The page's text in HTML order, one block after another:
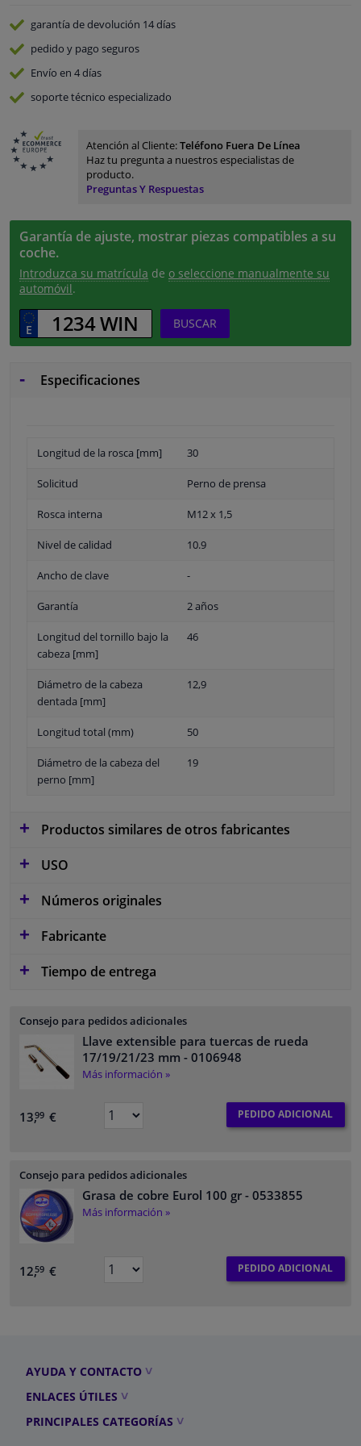
garantía de devolución 14 días
pedido y pago seguros
Envío en 4 días
soporte técnico especializado
Atención al Cliente:Teléfono Fuera De Línea
Haz tu pregunta a nuestros especialistas de
producto.
Preguntas Y Respuestas
Garantía de ajuste, mostrar piezas compatibles a su
coche.
Introduzca su matrícula de o seleccione manualmente su
automóvil.
BUSCAR
Especificaciones
Longitud de la rosca [mm] 30
Solicitud Perno de prensa
Rosca interna M12 x 1,5
Nivel de calidad 10.9
Ancho de clave -
Garantía 2 años
Longitud del tornillo bajo la
cabeza [mm]
46
Diámetro de la cabeza
dentada [mm]
12,9
Longitud total (mm) 50
Diámetro de la cabeza del
perno [mm]
19
Productos similares de otros fabricantes
USO
Números originales
Fabricante
Tiempo de entrega
Consejo para pedidos adicionales
Llave extensible para tuercas de rueda
17/19/21/23 mm - 0106948
Más información »
13,99 € PEDIDO ADICIONAL
Consejo para pedidos adicionales
Grasa de cobre Eurol 100 gr - 0533855
Más información »
12,59 € PEDIDO ADICIONAL
AYUDA Y CONTACTO
ENLACES ÚTILES
PRINCIPALES CATEGORÍAS